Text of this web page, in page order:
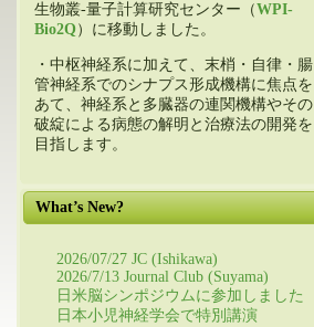
生物叢-量子計算研究センター（WPI-
Bio2Q）に移動しました。
・中枢神経系に加えて、末梢・自律・腸
管神経系でのシナプス形成機構に焦点を
あて、神経系と多臓器の連関機構やその
破綻による病態の解明と治療法の開発を
目指します。
What’s New?
2026/07/27 JC (Ishikawa)
2026/7/13 Journal Club (Suyama)
日米脳シンポジウムに参加しました
日本小児神経学会で特別講演